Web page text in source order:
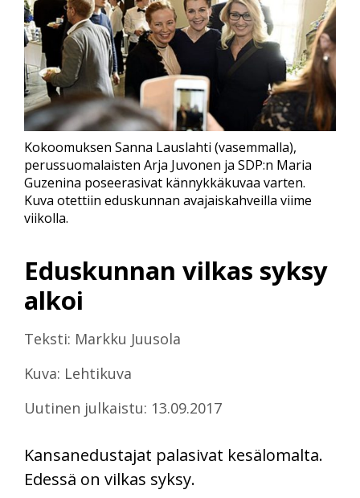
Eduskunnan vilkas syksy
alkoi
Teksti: Markku Juusola
Kuva: Lehtikuva
Uutinen julkaistu: 13.09.2017
Kokoomuksen Sanna Lauslahti (vasemmalla),
perussuomalaisten Arja Juvonen ja SDP:n Maria
Guzenina poseerasivat kännykkäkuvaa varten.
Kuva otettiin eduskunnan avajaiskahveilla viime
viikolla.
Kansanedustajat palasivat kesälomalta.
Edessä on vilkas syksy.